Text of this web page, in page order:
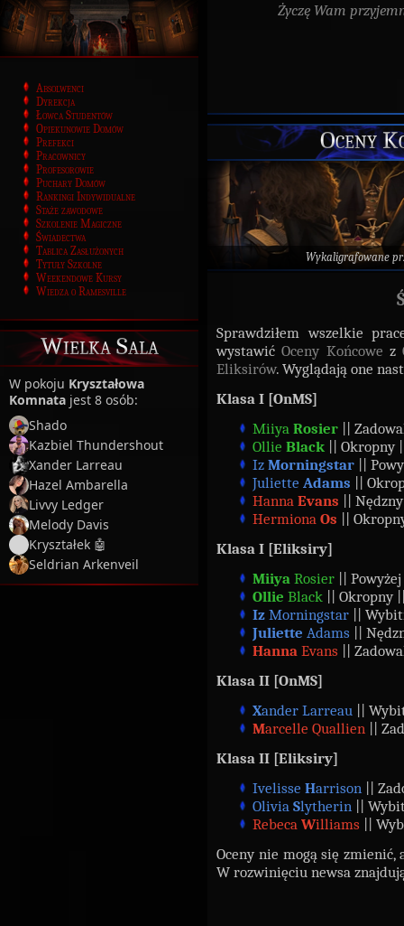
Absolwenci
Dyrekcja
Łowca Studentów
Opiekunowie Domów
Prefekci
Pracownicy
Profesorowie
Puchary Domów
Rankingi Indywidualne
Staże zawodowe
Szkolenie Magiczne
Świadectwa
Tablica Zasłużonych
Tytuły Szkolne
Weekendowe Kursy
Wiedza o Ramesville
Wielka Sala
W pokoju Kryształowa
Komnata jest 8 osób:
Shado
Kazbiel Thundershout
Xander Larreau
Hazel Ambarella
Livvy Ledger
Melody Davis
Kryształek 🤖
Seldrian Arkenveil
Życzę Wam
Oceny
Wykaligrafowane
Sprawdziłem wszelkie
wystawićOceny Końcowe z
Eliksirów. Wyglądają one
Klasa I [OnMS]
Miiya Rosier ||
Ollie Black || Okropny
Iz Morningstar ||
Juliette Adams ||
Hanna Evans ||
Hermiona Os ||
Klasa I [Eliksiry]
Miiya Rosier ||
Ollie Black || Okropny
Iz Morningstar ||
Juliette Adams ||
Hanna Evans ||
Klasa II [OnMS]
Xander Larreau ||
Marcelle Quallien ||
Klasa II [Eliksiry]
Ivelisse Harrison ||
Olivia Slytherin ||
Rebeca Williams ||
Oceny nie mogą się
W rozwinięciu newsa